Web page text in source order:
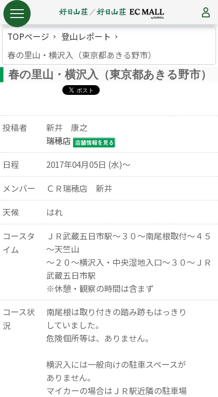
TOPページ
登山レポート
春の里山・横沢入（東京都あきる野市）
春の里山・横沢入（東京都あきる野市）
投稿者
新井 康之
瑞穂店
日程
2017年04月05日 (水)～
メンバー
ＣＲ瑞穂店 新井
天候
はれ
コースタ
イム
ＪＲ武蔵五日市駅～３０～南尾根取付～４５
～天竺山
～２０～横沢入・中央湿地入口～３０～ＪＲ
武蔵五日市駅
※休憩・観察の時間は含まず
コース状
況
南尾根は取り付きの踏み跡もはっきり
していました。
危険個所等は、ありません。
横沢入には一般向けの駐車スペースが
ありません。
マイカーの場合はＪＲ駅近隣の駐車場